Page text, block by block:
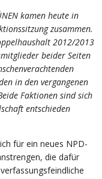
kamen heute in
zusammen.
2012/2013
beider Seiten
in den vergangenen
Faktionen sind sich
entschieden
für ein neues NPD-
die dafür